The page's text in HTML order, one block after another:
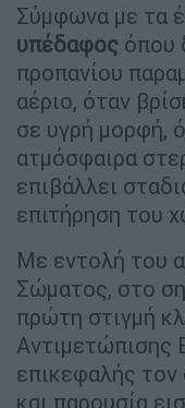
Σύμφωνα με τα
υπέδαφος όπου
προπανίου
αέριο, όταν
σε υγρή μορφή,
ατμόσφαιρα
επιβάλλει
επιτήρηση του
Με εντολή του
Σώματος, στο
πρώτη στιγμή
Αντιμετώπισης
επικεφαλής τον
και παρουσία